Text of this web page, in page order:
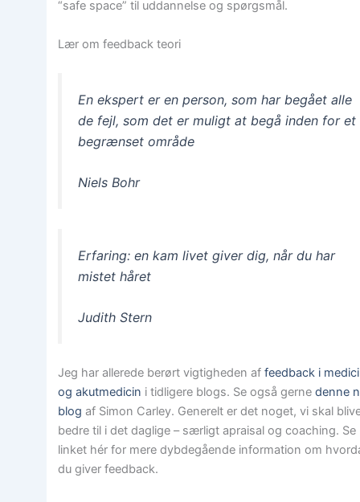
“safe space” til uddannelse og spørgsmål.
Lær om feedback teori
En ekspert er en person, som har begået alle
de fejl, som det er muligt at begå inden for et
begrænset område
Niels Bohr
Erfaring: en kam livet giver dig, når du har
mistet håret
Judith Stern
Jeg har allerede berørt vigtigheden affeedback i
og akutmedicin i tidligere blogs. Se også gernedenne
blog af Simon Carley. Generelt er det noget, vi skal
bedre til i det daglige – særligt apraisal og coaching. Se
linket hér for mere dybdegående information om
du giver feedback.